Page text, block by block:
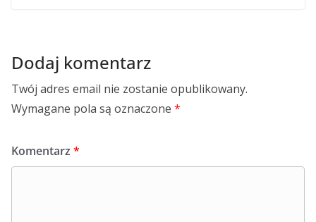
Dodaj komentarz
Twój adres email nie zostanie opublikowany.
Wymagane pola są oznaczone *
Komentarz *